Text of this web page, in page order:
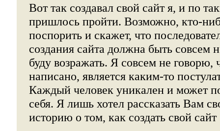
Вот так создавал свой сайт я, и по
пришлось пройти. Возможно, кто-
поспорить и скажет, что
создания сайта должна быть совсем
буду возражать. Я совсем не говорю,
написано, является каким-то
Каждый человек уникален и может
себя. Я лишь хотел рассказать Вам
историю о том, как создать свой